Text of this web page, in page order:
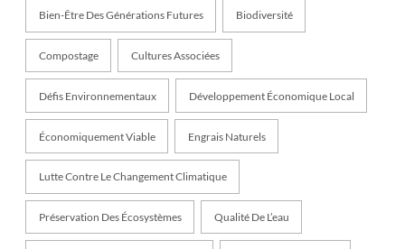
Bien-Être Des Générations Futures Biodiversité
Compostage Cultures Associées
Défis Environnementaux Développement Économique Local
Économiquement Viable Engrais Naturels
Lutte Contre Le Changement Climatique
Préservation Des Écosystèmes Qualité De L’eau